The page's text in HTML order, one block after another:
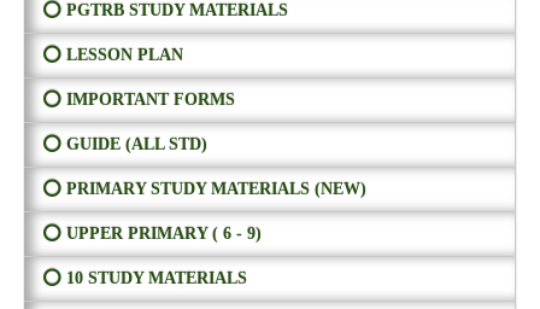
⭕ PGTRB STUDY MATERIALS
⭕ LESSON PLAN
⭕ IMPORTANT FORMS
⭕ GUIDE (ALL STD)
⭕ PRIMARY STUDY MATERIALS (NEW)
⭕ UPPER PRIMARY ( 6 - 9)
⭕ 10 STUDY MATERIALS